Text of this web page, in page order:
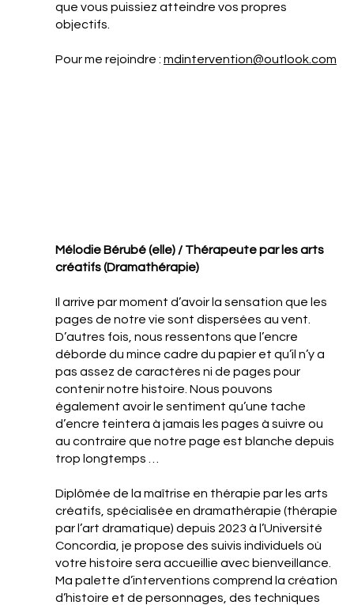
que vous puissiez atteindre vos propres
objectifs.
Pour me rejoindre : mdintervention@outlook.com
Mélodie Bérubé (elle) / Thérapeute par les arts
créatifs (Dramathérapie)
Il arrive par moment d’avoir la sensation que les
pages de notre vie sont dispersées au vent.
D’autres fois, nous ressentons que l’encre
déborde du mince cadre du papier et qu’il n’y a
pas assez de caractères ni de pages pour
contenir notre histoire. Nous pouvons
également avoir le sentiment qu’une tache
d’encre teintera à jamais les pages à suivre ou
au contraire que notre page est blanche depuis
trop longtemps …
Diplômée de la maîtrise en thérapie par les arts
créatifs, spécialisée en dramathérapie (thérapie
par l’art dramatique) depuis 2023 à l’Université
Concordia, je propose des suivis individuels où
votre histoire sera accueillie avec bienveillance.
Ma palette d’interventions comprend la création
d’histoire et de personnages, des techniques